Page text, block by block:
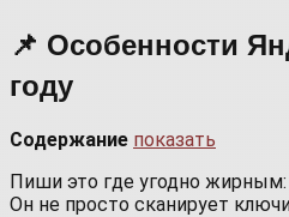
📌 Особенности
году
Содержание показать
Пиши это где угодно
Он не просто сканирует